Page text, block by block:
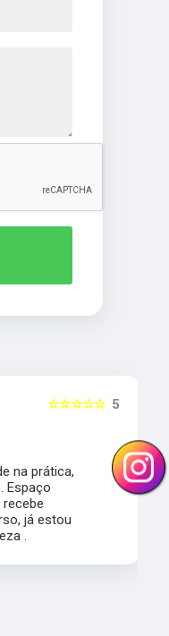
5
☆☆☆☆☆
na prática,
Espaço
já estou
.
›